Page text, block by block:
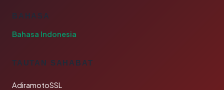
BAHASA
Bahasa Indonesia
TAUTAN SAHABAT
AdiramotoSSL